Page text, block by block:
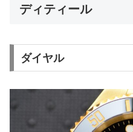
ディティール
ダイヤル